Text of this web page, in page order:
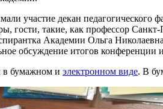
участие декан педагогического
гости, такие, как профессор
Академии Ольга
обсуждение итогов конференции
в бумажном и электронном виде. В